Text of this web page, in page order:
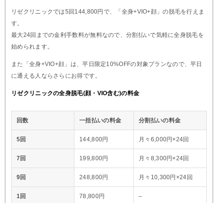
リゼクリニックでは5回144,800円で、「全身+VIO+顔」の脱毛を行えま
す。
最大24回までの金利手数料が無料なので、分割払いで気軽に全身脱毛を
始められます。
また「全身+VIO+顔」は、平日限定10%OFFの対象プランなので、平日
に通える人ならさらにお得です。
リゼクリニックの全身脱毛(顔・VIO含む)の料金
回数 一括払いの料金 分割払いの料金
5回 144,800円 月々6,000円×24回
7回 199,800円 月々8,300円×24回
9回 248,800円 月々10,300円×24回
1回 78,800円 –